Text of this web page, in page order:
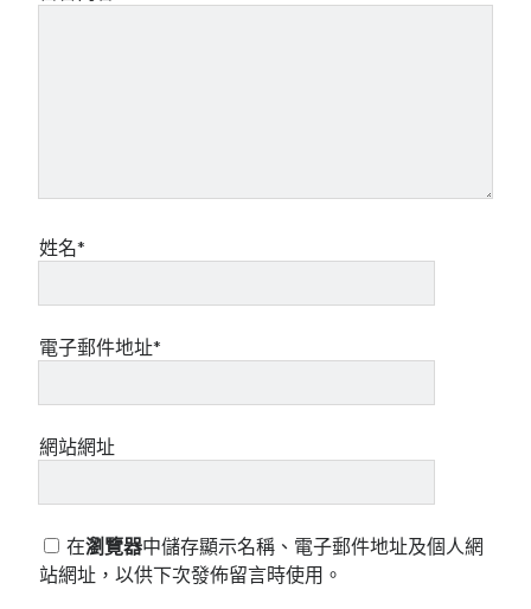
姓名*
電子郵件地址*
網站網址
在瀏覽器中儲存顯示名稱、電子郵件地址及個人網
站網址，以供下次發佈留言時使用。